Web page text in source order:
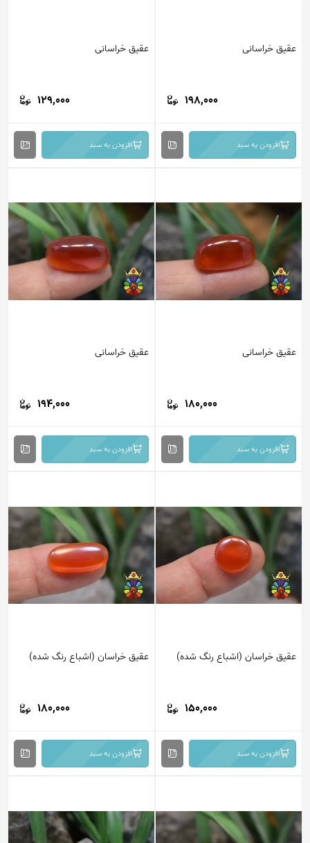
عقیق خراسانی
198,000
افزودن به سبد
عقیق خراسانی
129,000
افزودن به سبد
عقیق خراسانی
180,000
افزودن به سبد
عقیق خراسانی
194,000
افزودن به سبد
عقیق خراسان (اشباع رنگ شده)
150,000
افزودن به سبد
عقیق خراسان (اشباع رنگ شده)
180,000
افزودن به سبد